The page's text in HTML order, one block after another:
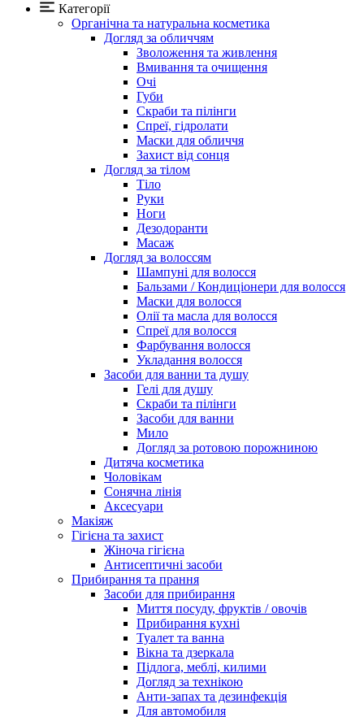
Категорії
Органічна та натуральна косметика
Догляд за обличчям
Зволоження та живлення
Вмивання та очищення
Очі
Губи
Скраби та пілінги
Спреї, гідролати
Маски для обличчя
Захист від сонця
Догляд за тілом
Тіло
Руки
Ноги
Дезодоранти
Масаж
Догляд за волоссям
Шампуні для волосся
Бальзами / Кондиціонери для волосся
Маски для волосся
Олії та масла для волосся
Спреї для волосся
Фарбування волосся
Укладання волосся
Засоби для ванни та душу
Гелі для душу
Скраби та пілінги
Засоби для ванни
Мило
Догляд за ротовою порожниною
Дитяча косметика
Чоловікам
Сонячна лінія
Аксесуари
Макіяж
Гігієна та захист
Жіноча гігієна
Антисептичні засоби
Прибирання та прання
Засоби для прибирання
Миття посуду, фруктів / овочів
Прибирання кухні
Туалет та ванна
Вікна та дзеркала
Підлога, меблі, килими
Догляд за технікою
Анти-запах та дезинфекція
Для автомобиля